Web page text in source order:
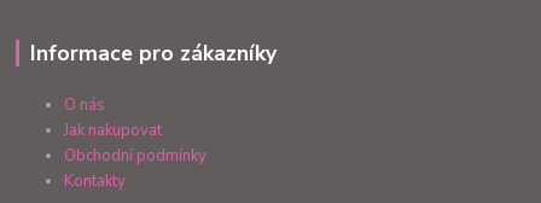
Informace pro zákazníky
O nás
Jak nakupovat
Obchodní podmínky
Kontakty